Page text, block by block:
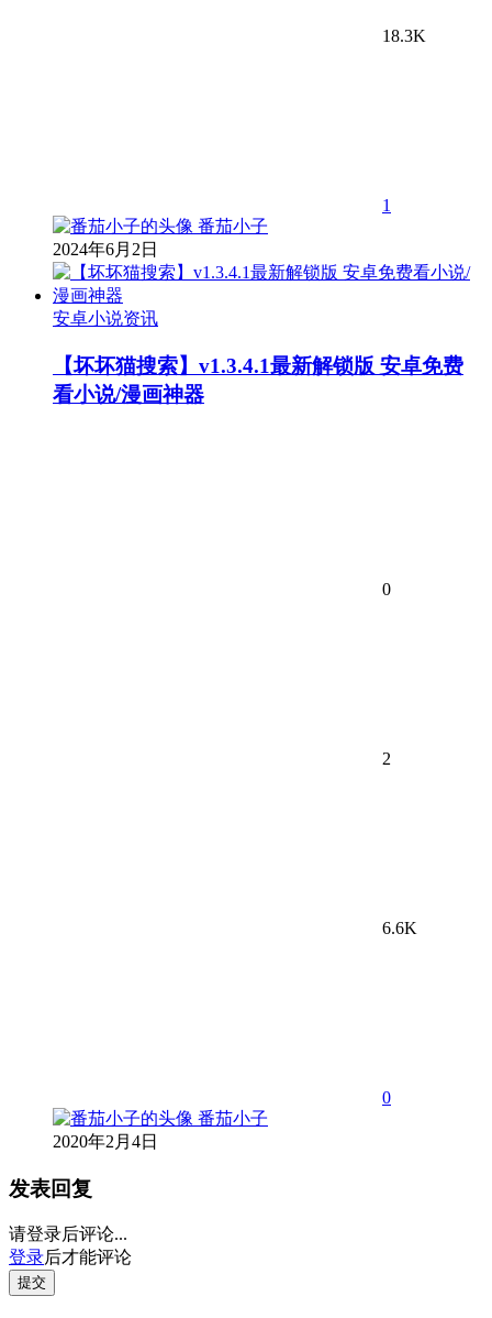
18.3K
1
番茄小子
2024年6月2日
安卓小说资讯
【坏坏猫搜索】v1.3.4.1最新解锁版 安卓免费
看小说/漫画神器
0
2
6.6K
0
番茄小子
2020年2月4日
发表回复
请登录后评论...
登录后才能评论
提交